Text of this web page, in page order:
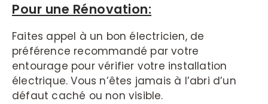
Pour une Rénovation:
Faites appel à un bon électricien, de
préférence recommandé par votre
entourage pour vérifier votre installation
électrique. Vous n’êtes jamais à l’abri d’un
défaut caché ou non visible.